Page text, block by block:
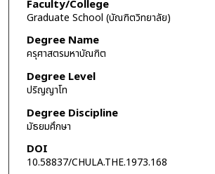
Faculty/College
Graduate School (บัณฑิตวิทยาลัย)
Degree Name
ครุศาสตรมหาบัณฑิต
Degree Level
ปริญญาโท
Degree Discipline
มัธยมศึกษา
DOI
10.58837/CHULA.THE.1973.168